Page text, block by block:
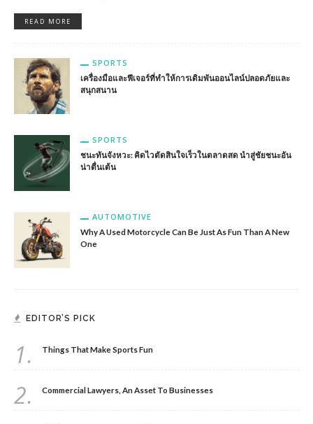
READ MORE
SPORTS
เครื่องมือและฟีเจอร์ที่ทำให้การเดิมพันออนไลน์ปลอดภัยและ
สนุกสนาน
SPORTS
ชนะทันจังหวะ: คิดไวตัดสินใจเร็วในตลาดสด นำสู่ชัยชนะอัน
น่าตื่นเต้น
AUTOMOTIVE
Why A Used Motorcycle Can Be Just As Fun Than A New
One
EDITOR’S PICK
1. Things That Make Sports Fun
2. Commercial Lawyers, An Asset To Businesses